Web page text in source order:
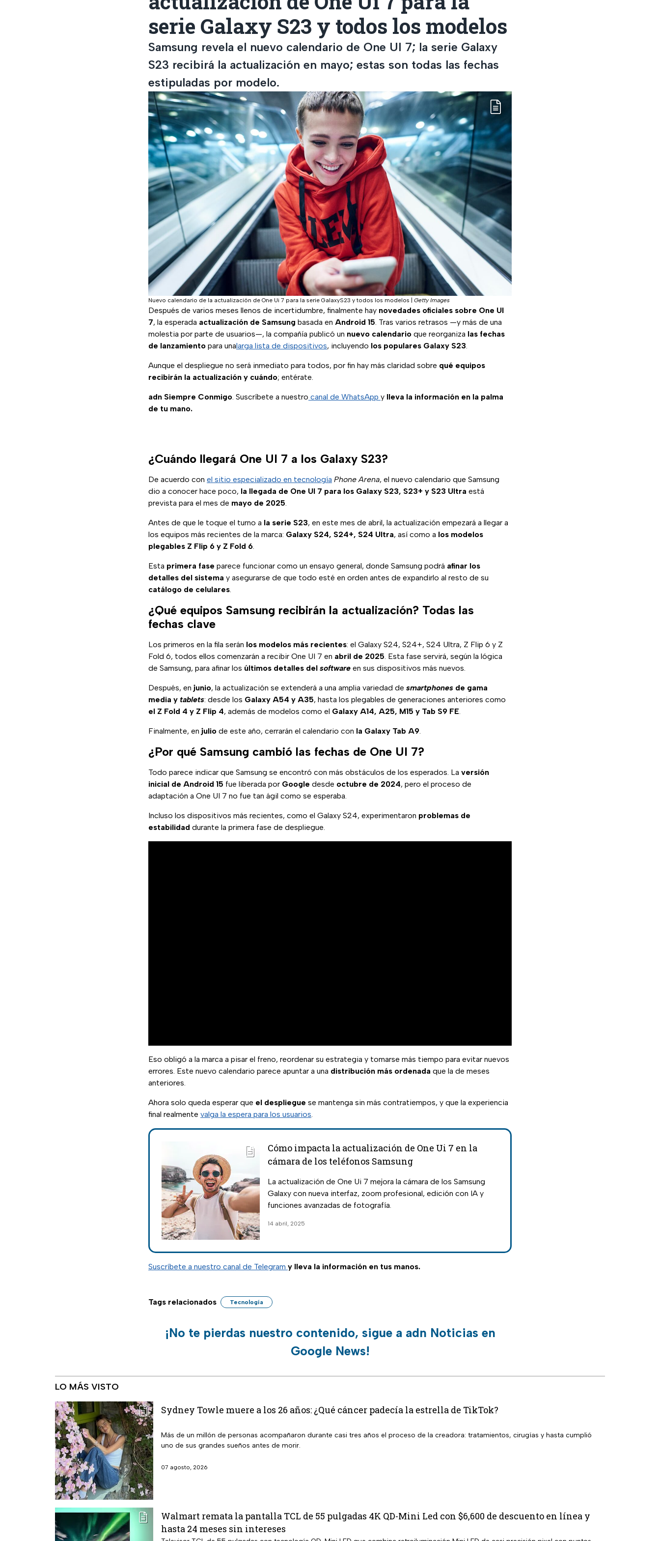
serie Galaxy S23 y todos los modelos
Samsung revela el nuevo calendario de One UI 7; la serie Galaxy
S23 recibirá la actualización en mayo; estas son todas las fechas
estipuladas por modelo.
Nuevo calendario de la actualización de One Ui 7 para la serie GalaxyS23 y todos los modelos Getty Images
Después de varios meses llenos de incertidumbre, finalmente hay novedades oficiales sobre One UI
7, la esperada actualización de Samsung basada en Android 15. Tras varios retrasos —y más de una
molestia por parte de usuarios—, la compañía publicó un nuevo calendario que reorganiza las fechas
de lanzamiento para unalarga lista de dispositivos, incluyendo los populares Galaxy S23.
Aunque el despliegue no será inmediato para todos, por fin hay más claridad sobre qué equipos
recibirán la actualización y cuándo; entérate.
adn Siempre Conmigo. Suscríbete a nuestro canal de WhatsApp y lleva la información en la palma
de tu mano.
¿Cuándo llegará One UI 7 a los Galaxy S23?
De acuerdo con el sitio especializado en tecnología Phone Arena, el nuevo calendario que Samsung
dio a conocer hace poco, la llegada de One UI 7 para los Galaxy S23, S23+ y S23 Ultra está
prevista para el mes de mayo de 2025.
Antes de que le toque el turno a la serie S23, en este mes de abril, la actualización empezará a llegar a
los equipos más recientes de la marca: Galaxy S24, S24+, S24 Ultra, así como a los modelos
plegables Z Flip 6 y Z Fold 6.
Esta primera fase parece funcionar como un ensayo general, donde Samsung podrá afinar los
detalles del sistema y asegurarse de que todo esté en orden antes de expandirlo al resto de su
catálogo de celulares.
¿Qué equipos Samsung recibirán la actualización? Todas las
fechas clave
Los primeros en la fila serán los modelos más recientes: el Galaxy S24, S24+, S24 Ultra, Z Flip 6 y Z
Fold 6, todos ellos comenzarán a recibir One UI 7 en abril de 2025. Esta fase servirá, según la lógica
de Samsung, para afinar los últimos detalles del software en sus dispositivos más nuevos.
Después, en junio, la actualización se extenderá a una amplia variedad de smartphones de gama
media y tablets: desde los Galaxy A54 y A35, hasta los plegables de generaciones anteriores como
el Z Fold 4 y Z Flip 4, además de modelos como el Galaxy A14, A25, M15 y Tab S9 FE.
Finalmente, en julio de este año, cerrarán el calendario con la Galaxy Tab A9.
¿Por qué Samsung cambió las fechas de One UI 7?
Todo parece indicar que Samsung se encontró con más obstáculos de los esperados. La versión
inicial de Android 15 fue liberada por Google desde octubre de 2024, pero el proceso de
adaptación a One UI 7 no fue tan ágil como se esperaba.
Incluso los dispositivos más recientes, como el Galaxy S24, experimentaron problemas de
estabilidad durante la primera fase de despliegue.
Eso obligó a la marca a pisar el freno, reordenar su estrategia y tomarse más tiempo para evitar nuevos
errores. Este nuevo calendario parece apuntar a una distribución más ordenada que la de meses
anteriores.
Ahora solo queda esperar que el despliegue se mantenga sin más contratiempos, y que la experiencia
final realmente valga la espera para los usuarios.
Cómo impacta la actualización de One Ui 7 en la
cámara de los teléfonos Samsung
La actualización de One Ui 7 mejora la cámara de los Samsung
Galaxy con nueva interfaz, zoom profesional, edición con IA y
funciones avanzadas de fotografía.
14 abril, 2025
Suscríbete a nuestro canal de Telegram y lleva la información en tus manos.
Tags relacionados Tecnología
¡No te pierdas nuestro contenido, sigue a adn Noticias en
Google News!
LO MÁS VISTO
Sydney Towle muere a los 26 años: ¿Qué cáncer padecía la estrella de TikTok?
Más de un millón de personas acompañaron durante casi tres años el proceso de la creadora: tratamientos, cirugías y hasta cumplió
uno de sus grandes sueños antes de morir.
07 agosto, 2026
Walmart remata la pantalla TCL de 55 pulgadas 4K QD-Mini Led con $6,600 de descuento en línea y
hasta 24 meses sin intereses